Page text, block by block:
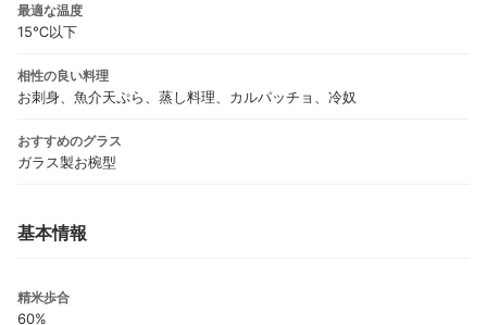
最適な温度
15℃以下
相性の良い料理
お刺身、魚介天ぷら、蒸し料理、カルパッチョ、冷奴
おすすめのグラス
ガラス製お椀型
基本情報
精米歩合
60%